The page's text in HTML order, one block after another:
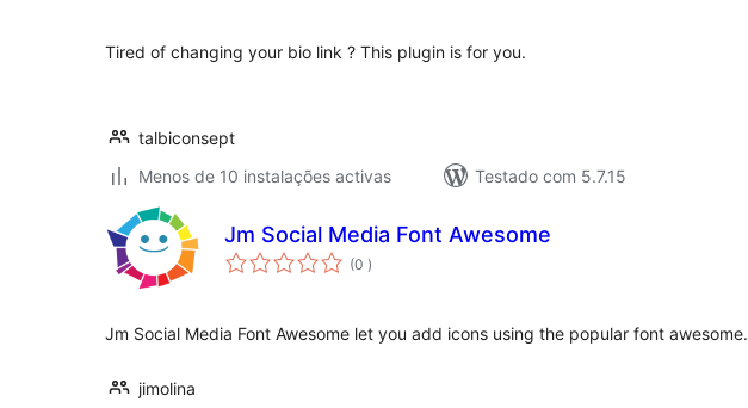
Tired of changing your bio link ? This plugin is for you.
talbiconsept
Menos de 10 instalações activas
Testado com 5.7.15
Jm Social Media Font Awesome
(0 classificações
)
Jm Social Media Font Awesome let you add icons using the popular font awesome.
jimolina